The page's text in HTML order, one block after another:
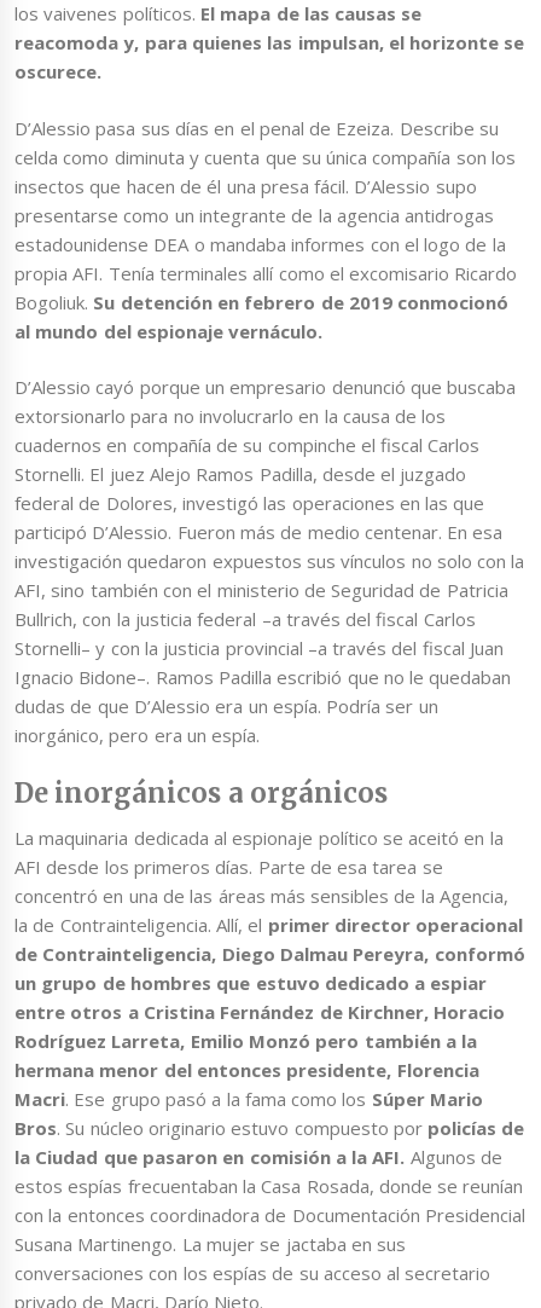
los vaivenes políticos. El mapa de las causas se
reacomoda y, para quienes las impulsan, el horizonte se
oscurece.
D’Alessio pasa sus días en el penal de Ezeiza. Describe su
celda como diminuta y cuenta que su única compañía son los
insectos que hacen de él una presa fácil. D’Alessio supo
presentarse como un integrante de la agencia antidrogas
estadounidense DEA o mandaba informes con el logo de la
propia AFI. Tenía terminales allí como el excomisario Ricardo
Bogoliuk. Su detención en febrero de 2019 conmocionó
al mundo del espionaje vernáculo.
D’Alessio cayó porque un empresario denunció que buscaba
extorsionarlo para no involucrarlo en la causa de los
cuadernos en compañía de su compinche el fiscal Carlos
Stornelli. El juez Alejo Ramos Padilla, desde el juzgado
federal de Dolores, investigó las operaciones en las que
participó D’Alessio. Fueron más de medio centenar. En esa
investigación quedaron expuestos sus vínculos no solo con la
AFI, sino también con el ministerio de Seguridad de Patricia
Bullrich, con la justicia federal –a través del fiscal Carlos
Stornelli– y con la justicia provincial –a través del fiscal Juan
Ignacio Bidone–. Ramos Padilla escribió que no le quedaban
dudas de que D’Alessio era un espía. Podría ser un
inorgánico, pero era un espía.
De inorgánicos a orgánicos
La maquinaria dedicada al espionaje político se aceitó en la
AFI desde los primeros días. Parte de esa tarea se
concentró en una de las áreas más sensibles de la Agencia,
la de Contrainteligencia. Allí, el primer director operacional
de Contrainteligencia, Diego Dalmau Pereyra, conformó
un grupo de hombres que estuvo dedicado a espiar
entre otros a Cristina Fernández de Kirchner, Horacio
Rodríguez Larreta, Emilio Monzó pero también a la
hermana menor del entonces presidente, Florencia
Macri. Ese grupo pasó a la fama como los Súper Mario
Bros. Su núcleo originario estuvo compuesto por policías de
la Ciudad que pasaron en comisión a la AFI. Algunos de
estos espías frecuentaban la Casa Rosada, donde se reunían
con la entonces coordinadora de Documentación Presidencial
Susana Martinengo. La mujer se jactaba en sus
conversaciones con los espías de su acceso al secretario
privado de Macri, Darío Nieto.